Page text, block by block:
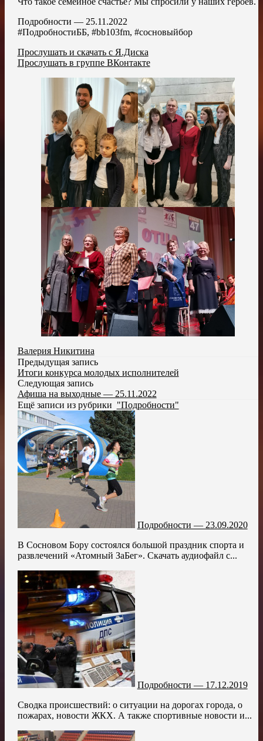
Подробности — 25.11.2022
#ПодробностиББ, #bb103fm, #сосновыйбор
Прослушать и скачать с Я.Диска
Прослушать в группе ВКонтакте
Валерия Никитина
Предыдущая запись
Итоги конкурса молодых исполнителей
Следующая запись
Афиша на выходные — 25.11.2022
Ещё записи из рубрики "Подробности"
Подробности — 23.09.2020
В Сосновом Бору состоялся большой праздник спорта и
развлечений «Атомный ЗаБег». Скачать аудиофайл с...
Подробности — 17.12.2019
Сводка происшествий: о ситуации на дорогах города, о
пожарах, новости ЖКХ. А также спортивные новости и...